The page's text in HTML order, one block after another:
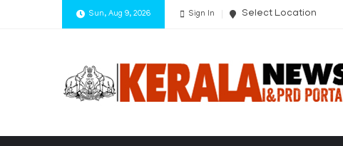
Sun, Aug 9, 2026 Sign In Select Location